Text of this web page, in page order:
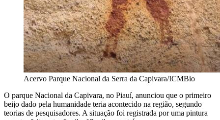
Acervo Parque Nacional da Serra da Capivara/ICMBio
O parque Nacional da Capivara, no Piauí, anunciou que o primeiro
beijo dado pela humanidade teria acontecido na região, segundo
teorias de pesquisadores. A situação foi registrada por uma pintura